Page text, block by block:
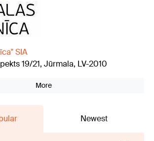
SIA
19/21, Jūrmala, LV-2010
More
Newest